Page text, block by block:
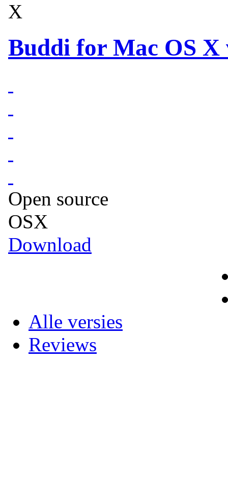
X
Buddi for Mac OS X
Open source
OSX
Download
Alle versies
Reviews